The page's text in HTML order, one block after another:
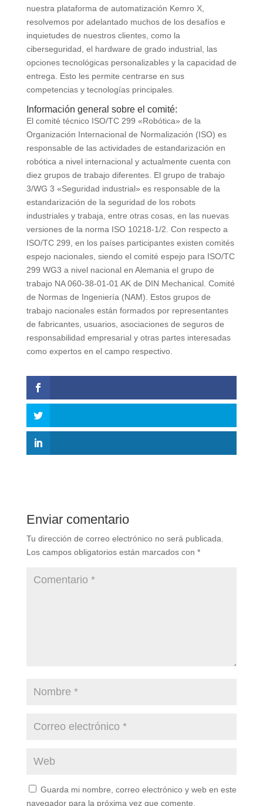
nuestra plataforma de automatización Kemro X,
resolvemos por adelantado muchos de los desafíos e
inquietudes de nuestros clientes, como la
ciberseguridad, el hardware de grado industrial, las
opciones tecnológicas personalizables y la capacidad de
entrega. Esto les permite centrarse en sus
competencias y tecnologías principales.
Información general sobre el comité:
El comité técnico ISO/TC 299 «Robótica» de la
Organización Internacional de Normalización (ISO) es
responsable de las actividades de estandarización en
robótica a nivel internacional y actualmente cuenta con
diez grupos de trabajo diferentes. El grupo de trabajo
3/WG 3 «Seguridad industrial» es responsable de la
estandarización de la seguridad de los robots
industriales y trabaja, entre otras cosas, en las nuevas
versiones de la norma ISO 10218-1/2. Con respecto a
ISO/TC 299, en los países participantes existen comités
espejo nacionales, siendo el comité espejo para ISO/TC
299 WG3 a nivel nacional en Alemania el grupo de
trabajo NA 060-38-01-01 AK de DIN Mechanical. Comité
de Normas de Ingeniería (NAM). Estos grupos de
trabajo nacionales están formados por representantes
de fabricantes, usuarios, asociaciones de seguros de
responsabilidad empresarial y otras partes interesadas
como expertos en el campo respectivo.
Enviar comentario
Tu dirección de correo electrónico no será publicada.
Los campos obligatorios están marcados con *
Guarda mi nombre, correo electrónico y web en este
navegador para la próxima vez que comente.